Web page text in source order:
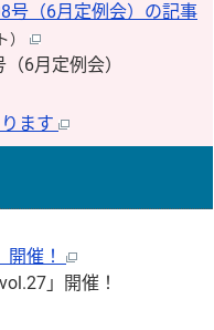
号（6月定例会）の記事
6月定例会）
ます
開催！
」開催！